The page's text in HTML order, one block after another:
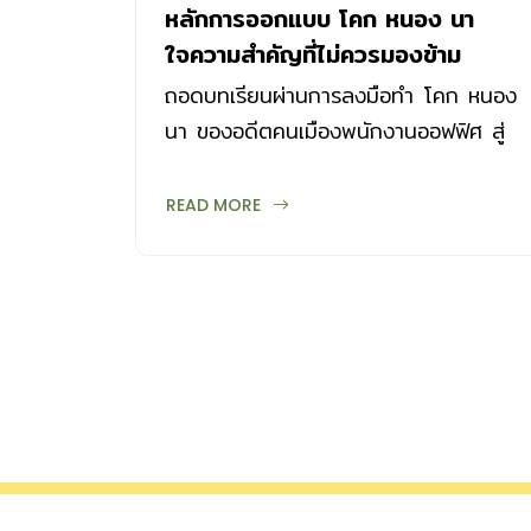
หลักการออกแบบ โคก หนอง นา
ใจความสำคัญที่ไม่ควรมองข้าม
ถอดบทเรียนผ่านการลงมือทำ โคก หนอง
นา ของอดีตคนเมืองพนักงานออฟฟิศ สู่
พื้นที่ชีวิต
READ MORE